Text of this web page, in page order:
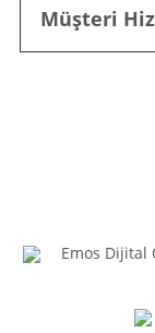
Müşteri
Emos Dijital